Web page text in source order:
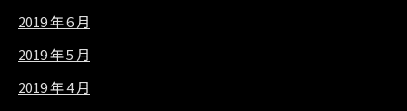
2019 年 6 月
2019 年 5 月
2019 年 4 月